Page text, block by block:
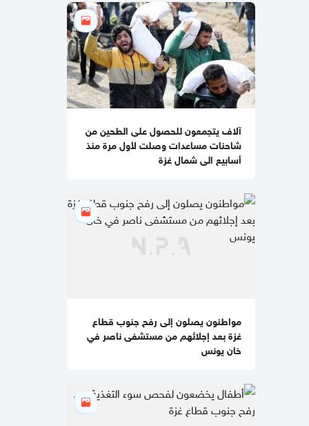
في أوّل أيام عيد الأضحى .. 10 شهداء
ومصابون بقصف مبنى وسط مدينة غزة
(شاهد)
11:23 صباحا
"القسام" تنعى قائد هيئة أركانها محمد
عودة وتكشف دوره الكبير في نجاح
السابع من أكتوبر (شاهد)
04:11 مساءاً
المكتب الحكومي في غزة: إسرائيل تمنع
دخول 70% من شاحنات الإغاثة
04:03 مساءاً
بالفيديو والصور
شهيدتان وإصابة 17
آخرين في قصف مروحي إسرائيلي غرب
خان يونس
11:55 صباحا
لماذا يُعتبر اتفاق إيران المحتمل مثيرًا
10:23 صباحا
آلاف يتجمعون للحصول على الطحين من
شاحنات مساعدات وصلت لأول مرة منذ
أسابيع الى شمال غزة
مواطنون يصلون إلى رفح جنوب قطاع
غزة بعد إجلائهم من مستشفى ناصر في
خان يونس